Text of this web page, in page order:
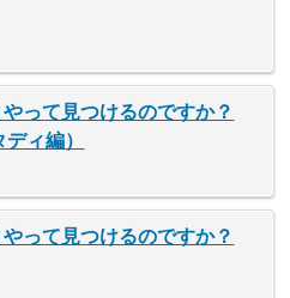
って見つけるのですか？
ィ編）
って見つけるのですか？